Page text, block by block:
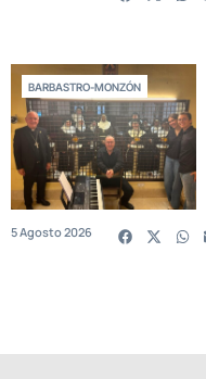
BARBASTRO-MONZÓN
5 Agosto 2026